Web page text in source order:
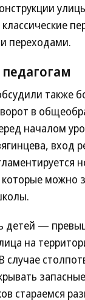
переходами.
также
в
началом
вход
можно
детей —
на
случае
стараемся